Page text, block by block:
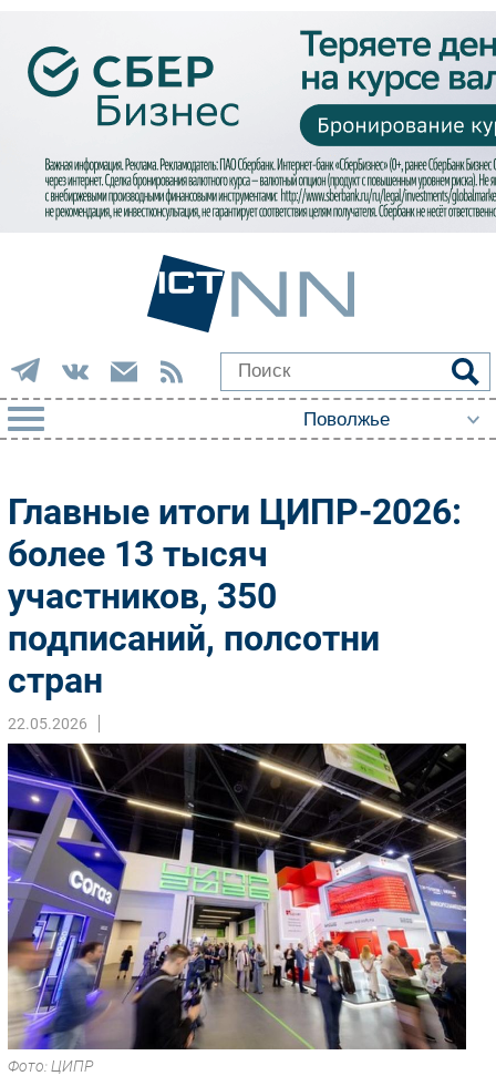
Импорто­замещение
Автоматизация Промышленности
Интернет
Фиксированная связь
Интеграция
Рынок ПК
Маркетинг
Торговые сети
Оборудование
ПО
Outsourcing
Кадры
Регулирование
Финансы
Web
Безопасность
Инновации
Главные итоги ЦИПР-2026:
более 13 тысяч
участников, 350
подписаний, полсотни
стран
22.05.2026
Фото: ЦИПР